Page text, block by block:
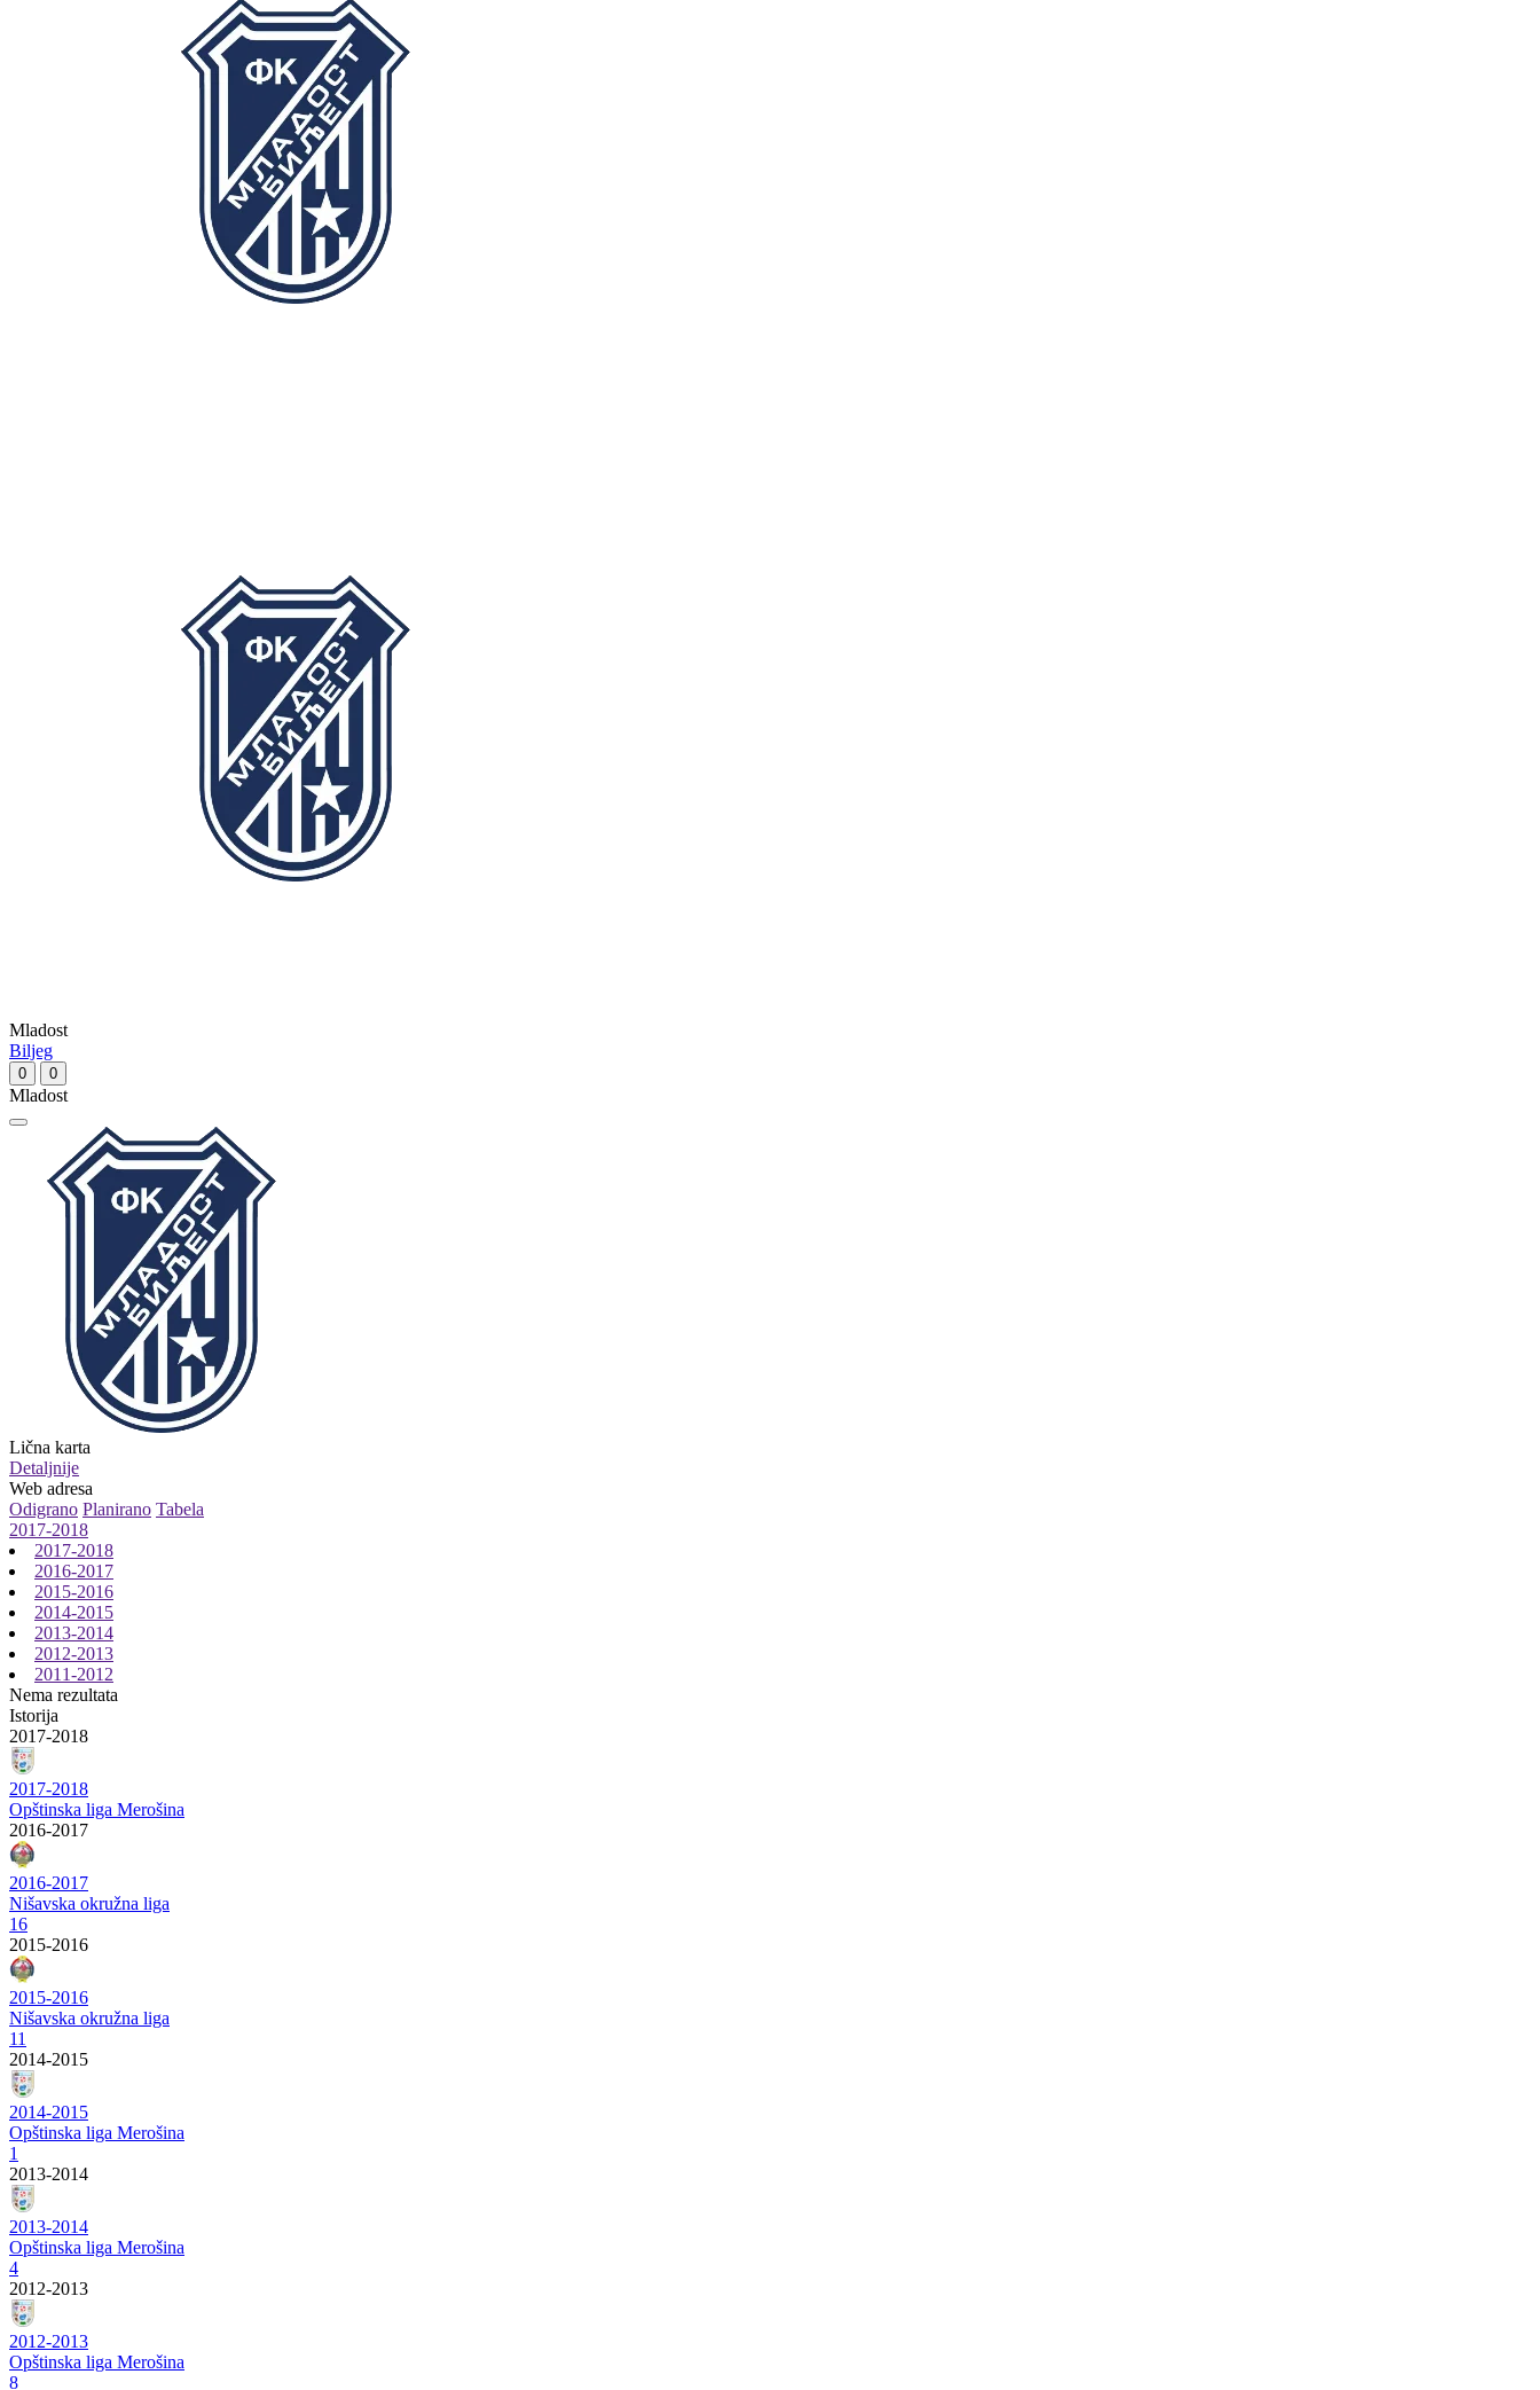
Mladost
Biljeg
0 0
Mladost
Lična karta
Detaljnije
Web adresa
Odigrano Planirano Tabela
2017-2018
2017-2018
2016-2017
2015-2016
2014-2015
2013-2014
2012-2013
2011-2012
Nema rezultata
Istorija
2017-2018
2017-2018
Opštinska liga Merošina
2016-2017
2016-2017
Nišavska okružna liga
16
2015-2016
2015-2016
Nišavska okružna liga
11
2014-2015
2014-2015
Opštinska liga Merošina
1
2013-2014
2013-2014
Opštinska liga Merošina
4
2012-2013
2012-2013
Opštinska liga Merošina
8